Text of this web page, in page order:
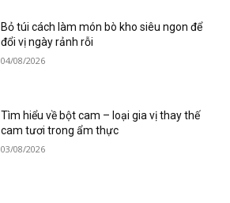
Bỏ túi cách làm món bò kho siêu ngon để
đổi vị ngày rảnh rỗi
04/08/2026
Tìm hiểu về bột cam – loại gia vị thay thế
cam tươi trong ẩm thực
03/08/2026